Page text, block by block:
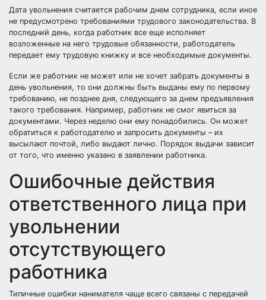
Дата увольнения считается рабочим днем сотрудника, если иное
не предусмотрено требованиями трудового законодательства. В
последний день, когда работник все еще исполняет
возложенные на него трудовые обязанности, работодатель
передает ему трудовую книжку и все необходимые документы.
Если же работник не может или не хочет забрать документы в
день увольнения, то они должны быть выданы ему по первому
требованию, не позднее дня, следующего за днем предъявления
такого требования. Например, работник не смог явиться за
документами. Через неделю они ему понадобились. Он может
обратиться к работодателю и запросить документы – их
высылают почтой, либо выдают лично. Порядок выдачи зависит
от того, что именно указано в заявлении работника.
Ошибочные действия
ответственного лица при
увольнении
отсутствующего
работника
Типичные ошибки нанимателя чаще всего связаны с передачей